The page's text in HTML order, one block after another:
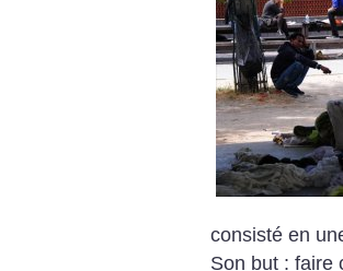
consisté en
Son but : faire